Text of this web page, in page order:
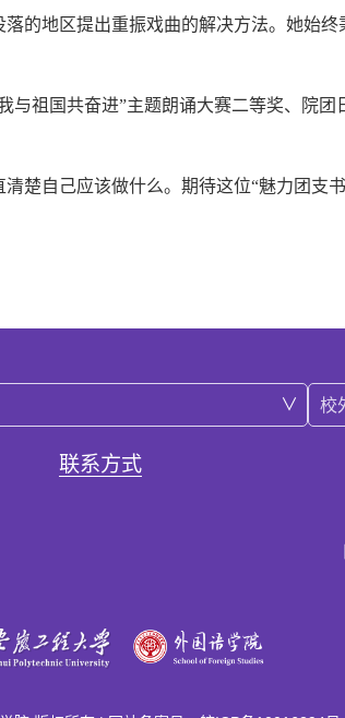
的地区提出重振戏曲的解决方法。她始
与祖国共奋进”主题朗诵大赛二等奖、 院团
楚自己应该做什么。期待这位“魅力团支
校
联系方式